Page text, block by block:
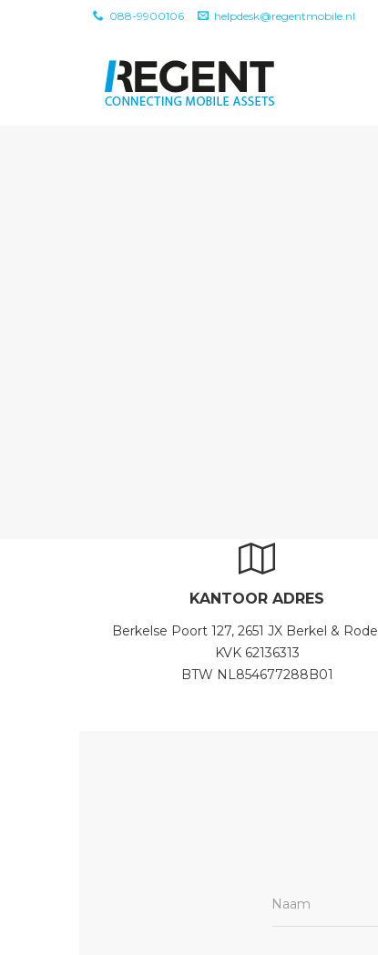
088-9900106 helpdesk@regentmobile.nl
KANTOOR ADRES
Berkelse Poort 127, 2651 JX Berkel &
KVK 62136313
BTW NL854677288B01